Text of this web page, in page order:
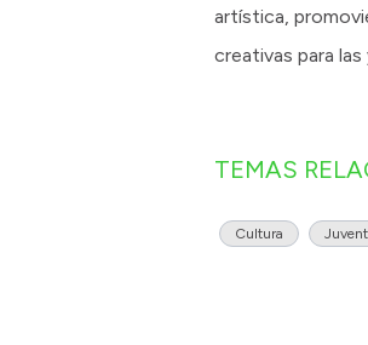
artística,
creativas para
TEMAS
Cultura